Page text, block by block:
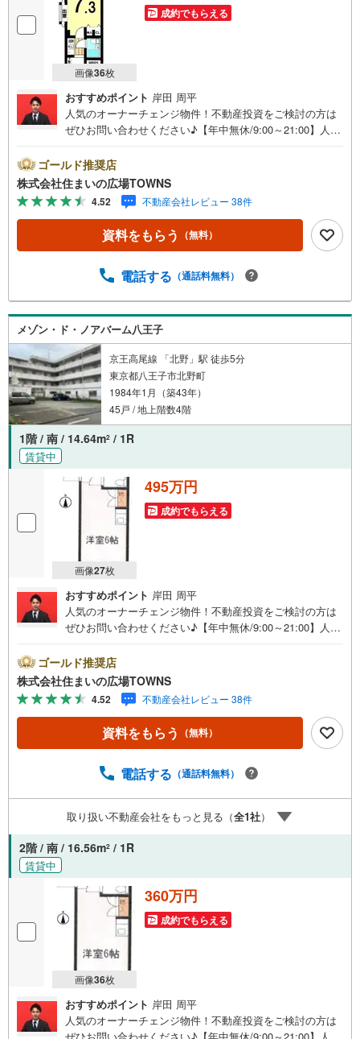
画像36枚
成約でもらえる
おすすめポイント 岸田 周平
人気のオーナーチェンジ物件！不動産投資をご検討の方は
ぜひお問い合わせください♪【年中無休/9:00～21:00】人気
下さい。「室内・現地を見学する」ボタンよりご予約頂く
とご見学がスムーズです。■その他、各種ご相談も承ってお
ります。○住宅ローンのご相談○ライフプランのシミュレー
ション■住まいの広場TOWNSからお客様へ経験豊富なスタ
ッフが親身になってお客様に合った物件をご紹介させて頂
きます！ /他社様掲載物件も併せてご紹介可能ですのでお気
でのお越しも大歓迎です！
ゴールド推奨店
株式会社住まいの広場TOWNS
4.52 不動産会社レビュー 38件
資料をもらう （無料）
電話する （通話料無料）
メゾン・ド・ノアバーム八王子
京王高尾線 「北野」駅 徒歩5分
東京都八王子市北野町
1984年1月（築43年）
45戸 / 地上階数4階
1階 / 南 / 14.64m2 / 1R
賃貸中
画像27枚
495万円
成約でもらえる
おすすめポイント 岸田 周平
人気のオーナーチェンジ物件！不動産投資をご検討の方は
ぜひお問い合わせください♪【年中無休/9:00～21:00】人気
下さい。「室内・現地を見学する」ボタンよりご予約頂く
とご見学がスムーズです。■その他、各種ご相談も承ってお
ります。○住宅ローンのご相談○ライフプランのシミュレー
ション■住まいの広場TOWNSからお客様へ経験豊富なスタ
ッフが親身になってお客様に合った物件をご紹介させて頂
きます！ /他社様掲載物件も併せてご紹介可能ですのでお気
でのお越しも大歓迎です！
ゴールド推奨店
株式会社住まいの広場TOWNS
4.52 不動産会社レビュー 38件
資料をもらう （無料）
電話する （通話料無料）
取り扱い不動産会社をもっと見る（全1社）
2階 / 南 / 16.56m2 / 1R
賃貸中
画像36枚
360万円
成約でもらえる
おすすめポイント 岸田 周平
人気のオーナーチェンジ物件！不動産投資をご検討の方は